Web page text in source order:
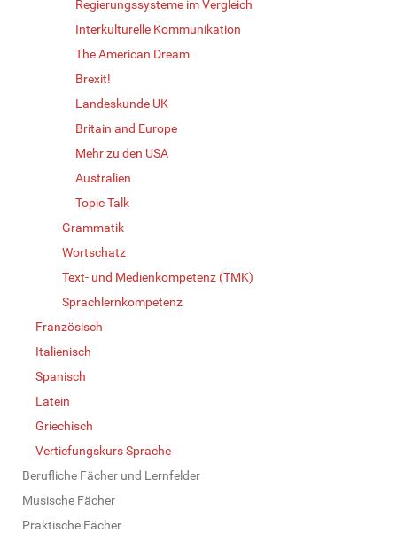
Regierungssysteme im Vergleich
Interkulturelle Kommunikation
The American Dream
Brexit!
Landeskunde UK
Britain and Europe
Mehr zu den USA
Australien
Topic Talk
Grammatik
Wortschatz
Text- und Medienkompetenz (TMK)
Sprachlernkompetenz
Französisch
Italienisch
Spanisch
Latein
Griechisch
Vertiefungskurs Sprache
Berufliche Fächer und Lernfelder
Musische Fächer
Praktische Fächer